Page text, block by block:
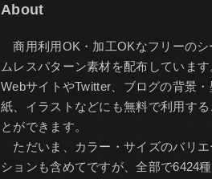
About
商用利用OK・加工OKなフリーのシ
ムレスパターン素材を配布しています
WebサイトやTwitter、ブログの背景・
紙、イラストなどにも無料で利用する
とができます。
ただいま、カラー・サイズのバリエ
ションも含めてですが、全部で6424